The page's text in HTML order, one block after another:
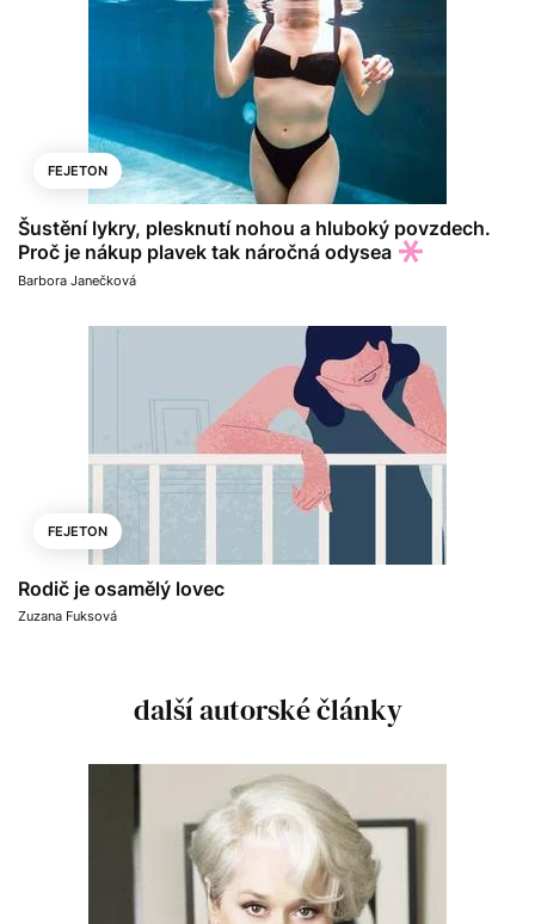
FEJETON
Šustění lykry, plesknutí nohou a hluboký povzdech.
Proč je nákup plavek tak náročná odysea
Barbora Janečková
FEJETON
Rodič je osamělý lovec
Zuzana Fuksová
další autorské články